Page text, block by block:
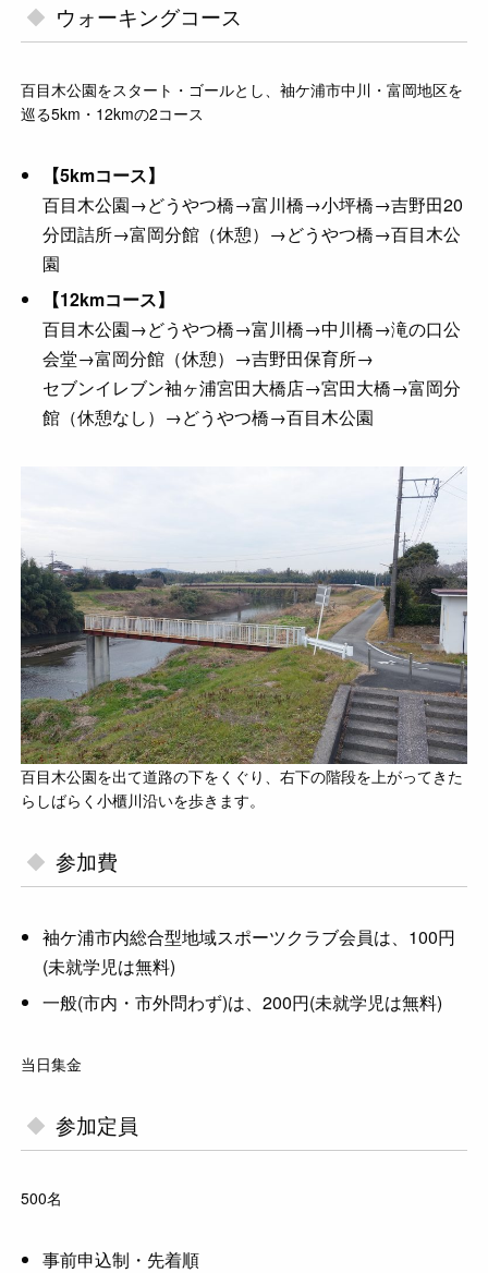
ウォーキングコース
百目木公園をスタート・ゴールとし、袖ケ浦市中川・富岡地区を
巡る5km・12kmの2コース
【5kmコース】
百目木公園→どうやつ橋→富川橋→小坪橋→吉野田20
分団詰所→富岡分館（休憩）→どうやつ橋→百目木公
園
【12kmコース】
百目木公園→どうやつ橋→富川橋→中川橋→滝の口公
会堂→富岡分館（休憩）→吉野田保育所→
セブンイレブン袖ヶ浦宮田大橋店→宮田大橋→富岡分
館（休憩なし）→どうやつ橋→百目木公園
百目木公園を出て道路の下をくぐり、右下の階段を上がってきた
らしばらく小櫃川沿いを歩きます。
参加費
袖ケ浦市内総合型地域スポーツクラブ会員は、100円
(未就学児は無料)
一般(市内・市外問わず)は、200円(未就学児は無料)
当日集金
参加定員
500名
事前申込制・先着順